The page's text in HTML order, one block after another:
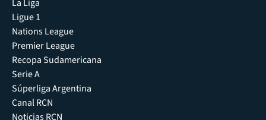
La Liga
Ligue 1
Nations League
Premier League
Recopa Sudamericana
Serie A
Súperliga Argentina
Canal RCN
Noticias RCN